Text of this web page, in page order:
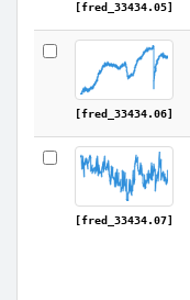
[fred_33434.05]
[fred_33434.06]
[fred_33434.07]